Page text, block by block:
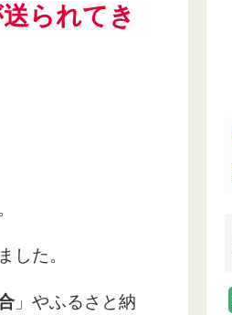
られてき
した。
」やふるさと納